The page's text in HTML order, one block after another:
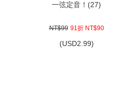
一弦定音！(27)
NT$99 91折 NT$90
(USD2.99)